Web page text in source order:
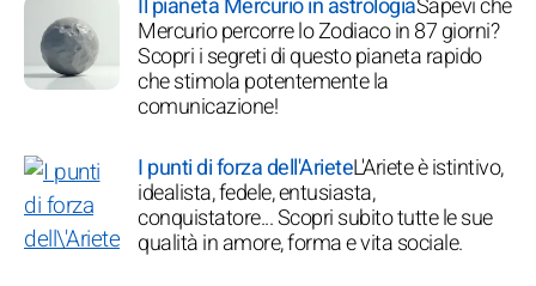
Mercurio percorre lo Zodiaco in 87 giorni?
Scopri i segreti di questo pianeta rapido
che stimola potentemente la
comunicazione!
I punti di forza dell'ArieteL'Ariete è istintivo,
idealista, fedele, entusiasta,
conquistatore... Scopri subito tutte le sue
qualità in amore, forma e vita sociale.